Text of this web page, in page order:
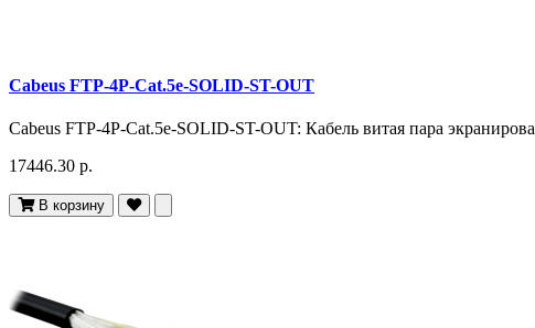
Cabeus FTP-4P-Cat.5e-SOLID-ST-OUT
Cabeus FTP-4P-Cat.5e-SOLID-ST-OUT: Кабель витая пара
17446.30 р.
В корзину